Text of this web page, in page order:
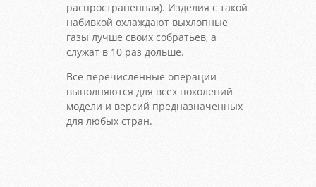
распространенная). Изделия с такой
набивкой охлаждают выхлопные
газы лучше своих собратьев, а
служат в 10 раз дольше.
Все перечисленные операции
выполняются для всех поколений
модели и версий предназначенных
для любых стран.